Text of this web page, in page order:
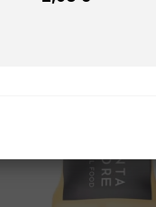
Prezzo